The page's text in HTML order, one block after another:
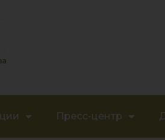
Пресс-центр